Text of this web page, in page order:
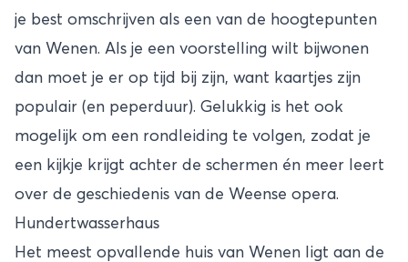
je best omschrijven als een van de hoogtepunten
van Wenen. Als je een voorstelling wilt bijwonen
dan moet je er op tijd bij zijn, want kaartjes zijn
populair (en peperduur). Gelukkig is het ook
mogelijk om een rondleiding te volgen, zodat je
een kijkje krijgt achter de schermen én meer leert
over de geschiedenis van de Weense opera.
Hundertwasserhaus
Het meest opvallende huis van Wenen ligt aan de